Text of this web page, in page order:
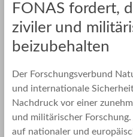
FONAS fordert,
ziviler und
beizubehalten
Der Forschungsverbund
und internationale
Nachdruck vor einer
und militärischer
auf nationaler und